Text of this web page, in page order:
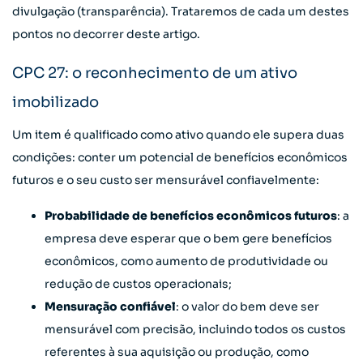
divulgação (transparência). Trataremos de cada um destes
pontos no decorrer deste artigo.
CPC 27: o reconhecimento de um ativo
imobilizado
Um item é qualificado como ativo quando ele supera duas
condições: conter um potencial de benefícios econômicos
futuros e o seu custo ser mensurável confiavelmente:
Probabilidade de benefícios econômicos futuros: a
empresa deve esperar que o bem gere benefícios
econômicos, como aumento de produtividade ou
redução de custos operacionais;
Mensuração confiável: o valor do bem deve ser
mensurável com precisão, incluindo todos os custos
referentes à sua aquisição ou produção, como